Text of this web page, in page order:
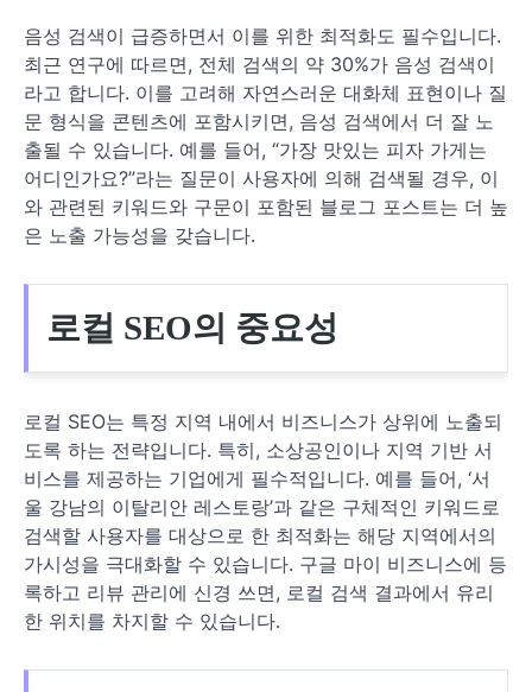
음성 검색이 급증하면서 이를 위한 최적화도 필수입니다.
최근 연구에 따르면, 전체 검색의 약 30%가 음성 검색이
라고 합니다. 이를 고려해 자연스러운 대화체 표현이나 질
문 형식을 콘텐츠에 포함시키면, 음성 검색에서 더 잘 노
출될 수 있습니다. 예를 들어, “가장 맛있는 피자 가게는
어디인가요?”라는 질문이 사용자에 의해 검색될 경우, 이
와 관련된 키워드와 구문이 포함된 블로그 포스트는 더 높
은 노출 가능성을 갖습니다.
로컬 SEO의 중요성
로컬 SEO는 특정 지역 내에서 비즈니스가 상위에 노출되
도록 하는 전략입니다. 특히, 소상공인이나 지역 기반 서
비스를 제공하는 기업에게 필수적입니다. 예를 들어, ‘서
울 강남의 이탈리안 레스토랑’과 같은 구체적인 키워드로
검색할 사용자를 대상으로 한 최적화는 해당 지역에서의
가시성을 극대화할 수 있습니다. 구글 마이 비즈니스에 등
록하고 리뷰 관리에 신경 쓰면, 로컬 검색 결과에서 유리
한 위치를 차지할 수 있습니다.